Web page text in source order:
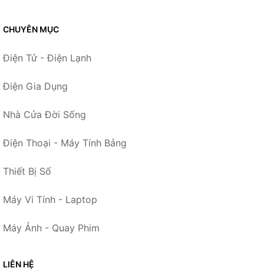
CHUYÊN MỤC
Điện Tử - Điện Lạnh
Điện Gia Dụng
Nhà Cửa Đời Sống
Điện Thoại - Máy Tính Bảng
Thiết Bị Số
Máy Vi Tính - Laptop
Máy Ảnh - Quay Phim
LIÊN HỆ